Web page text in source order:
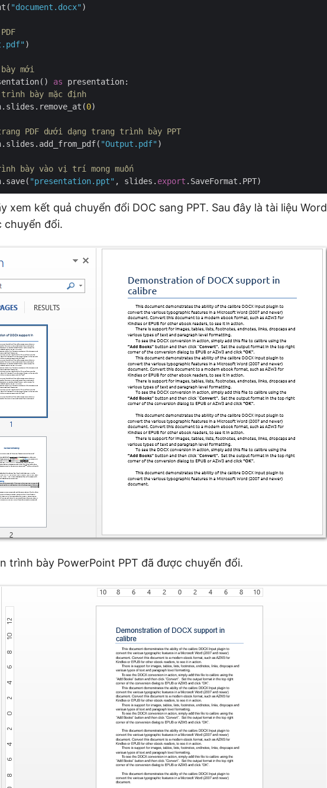
"document.docx" )
)
mới
as presentation:
bày mặc định
0)
PDF dưới dạng trang trình bày PPT
"Output.pdf" )
bày vào vị trí mong muốn
"presentation.ppt" , slides. export
xem kết quả chuyển đổi DOC sang PPT. Sau đây là tài liệu Word
chuyển đổi.
trình bày PowerPoint PPT đã được chuyển đổi.